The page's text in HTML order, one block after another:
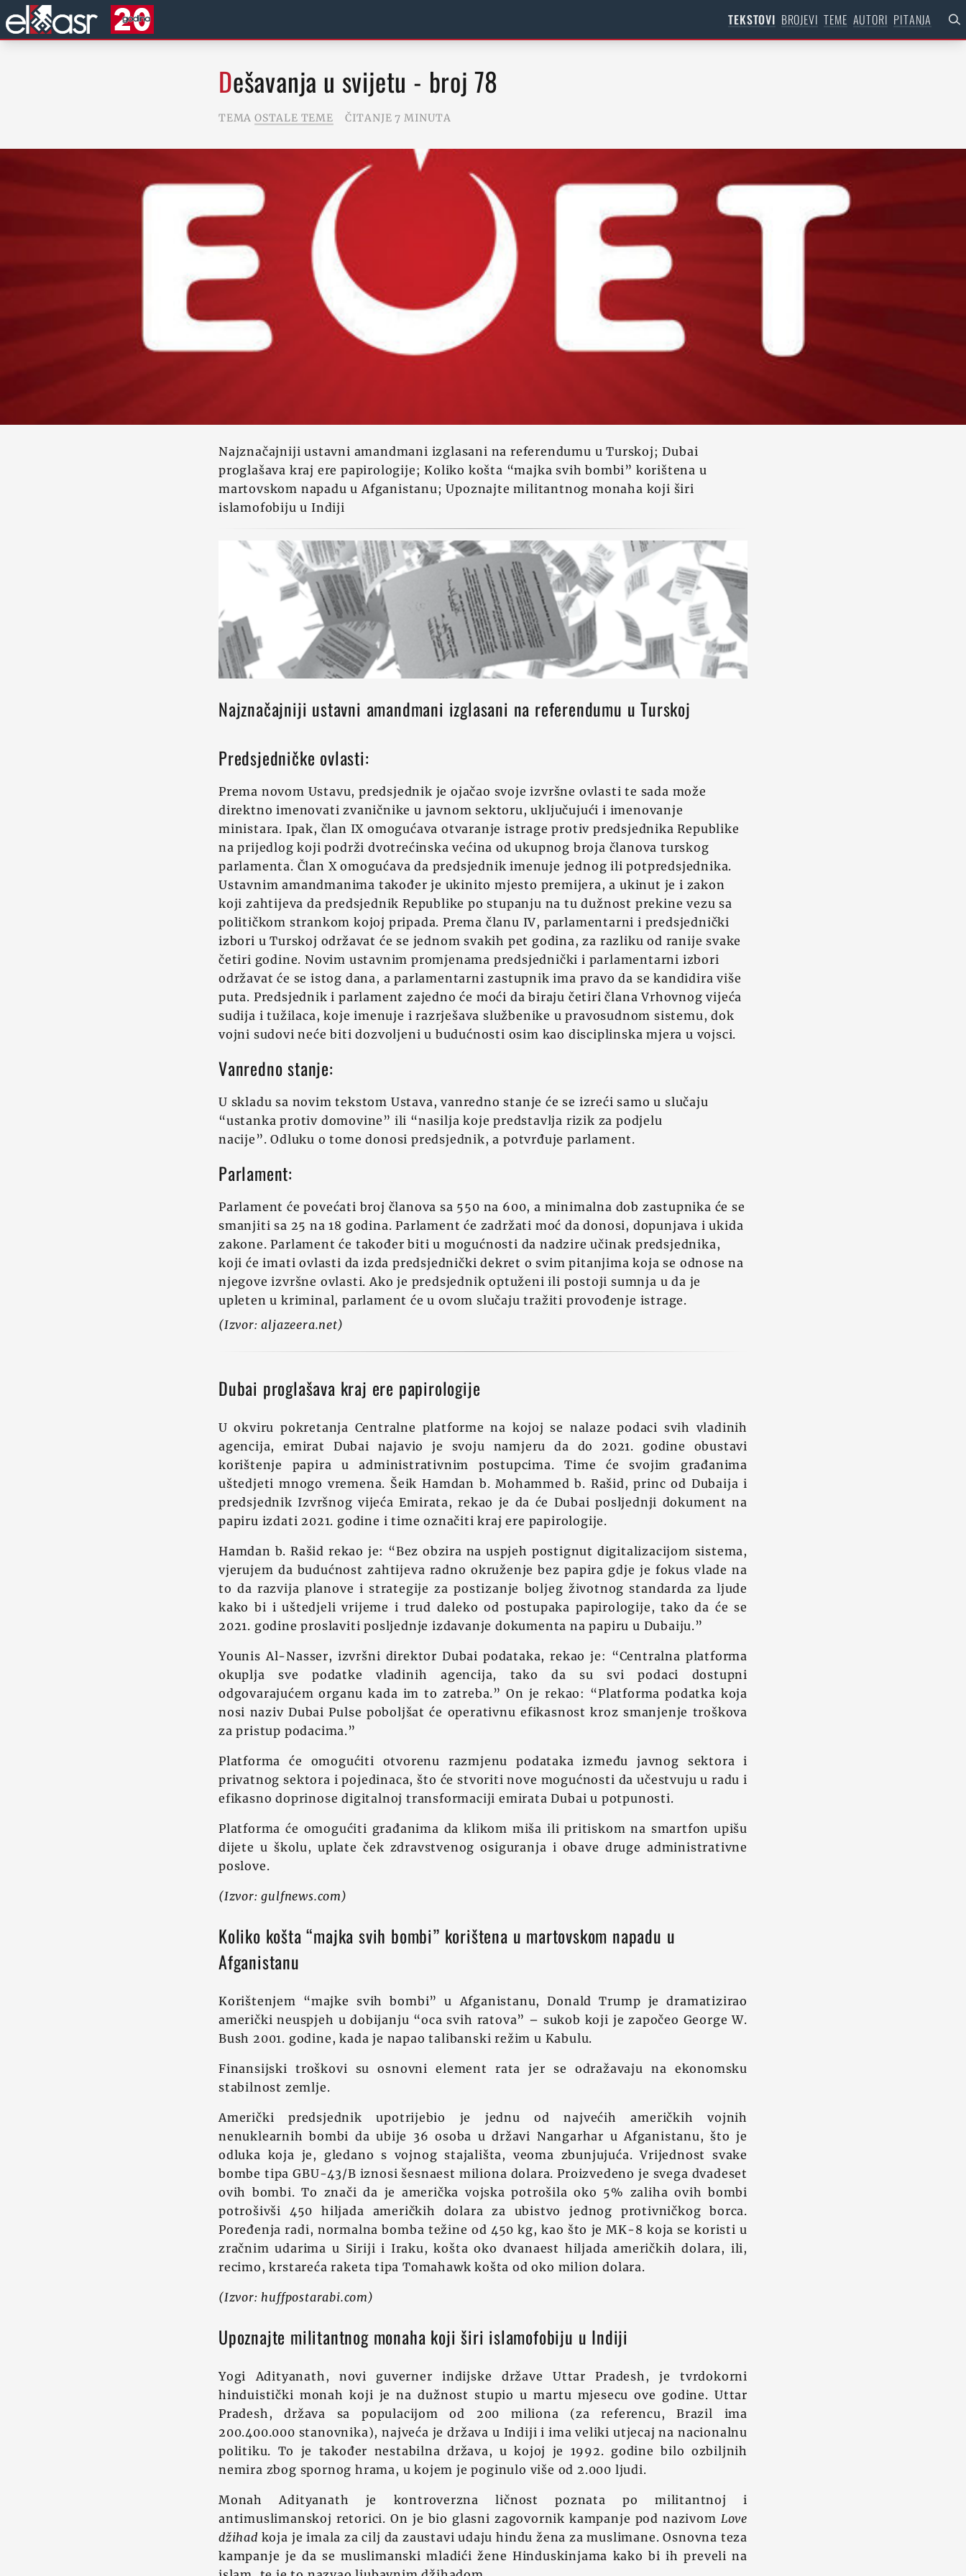
TEKSTOVI BROJEVI TEME AUTORI PITANJA
Dešavanja u svijetu - broj 78
TEMA OSTALE TEME ČITANJE 7 MINUTA
Najznačajniji ustavni amandmani izglasani na referendumu u Turskoj; Dubai
proglašava kraj ere papirologije; Koliko košta “majka svih bombi” korištena u
martovskom napadu u Afganistanu; Upoznajte militantnog monaha koji širi
islamofobiju u Indiji
Najznačajniji ustavni amandmani izglasani na referendumu u Turskoj
Predsjedničke ovlasti:
Prema novom Ustavu, predsjednik je ojačao svoje izvršne ovlasti te sada može
direktno imenovati zvaničnike u javnom sektoru, uključujući i imenovanje
ministara. Ipak, član IX omogućava otvaranje istrage protiv predsjednika Republike
na prijedlog koji podrži dvotrećinska većina od ukupnog broja članova turskog
parlamenta. Član X omogućava da predsjednik imenuje jednog ili potpredsjednika.
Ustavnim amandmanima također je ukinito mjesto premijera, a ukinut je i zakon
koji zahtijeva da predsjednik Republike po stupanju na tu dužnost prekine vezu sa
političkom strankom kojoj pripada. Prema članu IV, parlamentarni i predsjednički
izbori u Turskoj održavat će se jednom svakih pet godina, za razliku od ranije svake
četiri godine. Novim ustavnim promjenama predsjednički i parlamentarni izbori
održavat će se istog dana, a parlamentarni zastupnik ima pravo da se kandidira više
puta. Predsjednik i parlament zajedno će moći da biraju četiri člana Vrhovnog vijeća
sudija i tužilaca, koje imenuje i razrješava službenike u pravosudnom sistemu, dok
vojni sudovi neće biti dozvoljeni u budućnosti osim kao disciplinska mjera u vojsci.
Vanredno stanje:
U skladu sa novim tekstom Ustava, vanredno stanje će se izreći samo u slučaju
“ustanka protiv domovine” ili “nasilja koje predstavlja rizik za podjelu
nacije”. Odluku o tome donosi predsjednik, a potvrđuje parlament.
Parlament:
Parlament će povećati broj članova sa 550 na 600, a minimalna dob zastupnika će se
smanjiti sa 25 na 18 godina. Parlament će zadržati moć da donosi, dopunjava i ukida
zakone. Parlament će također biti u mogućnosti da nadzire učinak predsjednika,
koji će imati ovlasti da izda predsjednički dekret o svim pitanjima koja se odnose na
njegove izvršne ovlasti. Ako je predsjednik optuženi ili postoji sumnja u da je
upleten u kriminal, parlament će u ovom slučaju tražiti provođenje istrage.
(Izvor: aljazeera.net)
Dubai proglašava kraj ere papirologije
U okviru pokretanja Centralne platforme na kojoj se nalaze podaci svih vladinih
agencija, emirat Dubai najavio je svoju namjeru da do 2021. godine obustavi
korištenje papira u administrativnim postupcima. Time će svojim građanima
uštedjeti mnogo vremena. Šeik Hamdan b. Mohammed b. Rašid, princ od Dubaija i
predsjednik Izvršnog vijeća Emirata, rekao je da će Dubai posljednji dokument na
papiru izdati 2021. godine i time označiti kraj ere papirologije.
Hamdan b. Rašid rekao je: “Bez obzira na uspjeh postignut digitalizacijom sistema,
vjerujem da budućnost zahtijeva radno okruženje bez papira gdje je fokus vlade na
to da razvija planove i strategije za postizanje boljeg životnog standarda za ljude
kako bi i uštedjeli vrijeme i trud daleko od postupaka papirologije, tako da će se
2021. godine proslaviti posljednje izdavanje dokumenta na papiru u Dubaiju.”
Younis Al-Nasser, izvršni direktor Dubai podataka, rekao je: “Centralna platforma
okuplja sve podatke vladinih agencija, tako da su svi podaci dostupni
odgovarajućem organu kada im to zatreba.” On je rekao: “Platforma podatka koja
nosi naziv Dubai Pulse poboljšat će operativnu efikasnost kroz smanjenje troškova
za pristup podacima.”
Platforma će omogućiti otvorenu razmjenu podataka između javnog sektora i
privatnog sektora i pojedinaca, što će stvoriti nove mogućnosti da učestvuju u radu i
efikasno doprinose digitalnoj transformaciji emirata Dubai u potpunosti.
Platforma će omogućiti građanima da klikom miša ili pritiskom na smartfon upišu
dijete u školu, uplate ček zdravstvenog osiguranja i obave druge administrativne
poslove.
(Izvor: gulfnews.com)
Koliko košta “majka svih bombi” korištena u martovskom napadu u
Afganistanu
Korištenjem “majke svih bombi” u Afganistanu, Donald Trump je dramatizirao
američki neuspjeh u dobijanju “oca svih ratova” – sukob koji je započeo George W.
Bush 2001. godine, kada je napao talibanski režim u Kabulu.
Finansijski troškovi su osnovni element rata jer se odražavaju na ekonomsku
stabilnost zemlje.
Američki predsjednik upotrijebio je jednu od najvećih američkih vojnih
nenuklearnih bombi da ubije 36 osoba u državi Nangarhar u Afganistanu, što je
odluka koja je, gledano s vojnog stajališta, veoma zbunjujuća. Vrijednost svake
bombe tipa GBU-43/B iznosi šesnaest miliona dolara. Proizvedeno je svega dvadeset
ovih bombi. To znači da je američka vojska potrošila oko 5% zaliha ovih bombi
potrošivši 450 hiljada američkih dolara za ubistvo jednog protivničkog borca.
Poređenja radi, normalna bomba težine od 450 kg, kao što je MK-8 koja se koristi u
zračnim udarima u Siriji i Iraku, košta oko dvanaest hiljada američkih dolara, ili,
recimo, krstareća raketa tipa Tomahawk košta od oko milion dolara.
(Izvor:huffpostarabi.com)
Upoznajte militantnog monaha koji širi islamofobiju u Indiji
Yogi Adityanath, novi guverner indijske države Uttar Pradesh, je tvrdokorni
hinduistički monah koji je na dužnost stupio u martu mjesecu ove godine. Uttar
Pradesh, država sa populacijom od 200 miliona (za referencu, Brazil ima
200.400.000 stanovnika), najveća je država u Indiji i ima veliki utjecaj na nacionalnu
politiku. To je također nestabilna država, u kojoj je 1992. godine bilo ozbiljnih
nemira zbog spornog hrama, u kojem je poginulo više od 2.000 ljudi.
Monah Adityanath je kontroverzna ličnost poznata po militantnoj i
antimuslimanskoj retorici. On je bio glasni zagovornik kampanje pod nazivom Love
džihad koja je imala za cilj da zaustavi udaju hindu žena za muslimane. Osnovna teza
kampanje je da se muslimanski mladići žene Hinduskinjama kako bi ih preveli na